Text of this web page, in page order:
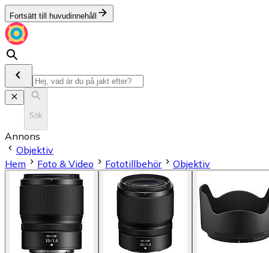
Fortsätt till huvudinnehåll
Sök
Annons
Objektiv
Hem
Foto & Video Fototillbehör Objektiv